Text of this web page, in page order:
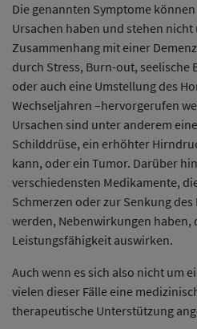
Die genannten Symptome
Ursachen haben und stehen
Zusammenhang mit einer
durch Stress, Burn-out, seelische
oder auch eine Umstellung des
Wechseljahren –hervorgerufen
Ursachen sind unter anderem
Schilddrüse, ein erhöhter
kann, oder ein Tumor. Darüber
verschiedensten Medikamente,
Schmerzen oder zur Senkung
werden, Nebenwirkungen haben,
Leistungsfähigkeit auswirken.
Auch wenn es sich also nicht um
vielen dieser Fälle eine
therapeutische Unterstützung